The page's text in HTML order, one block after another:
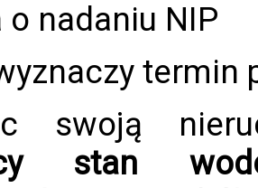
o nadaniu NIP
termin
swoją
stan